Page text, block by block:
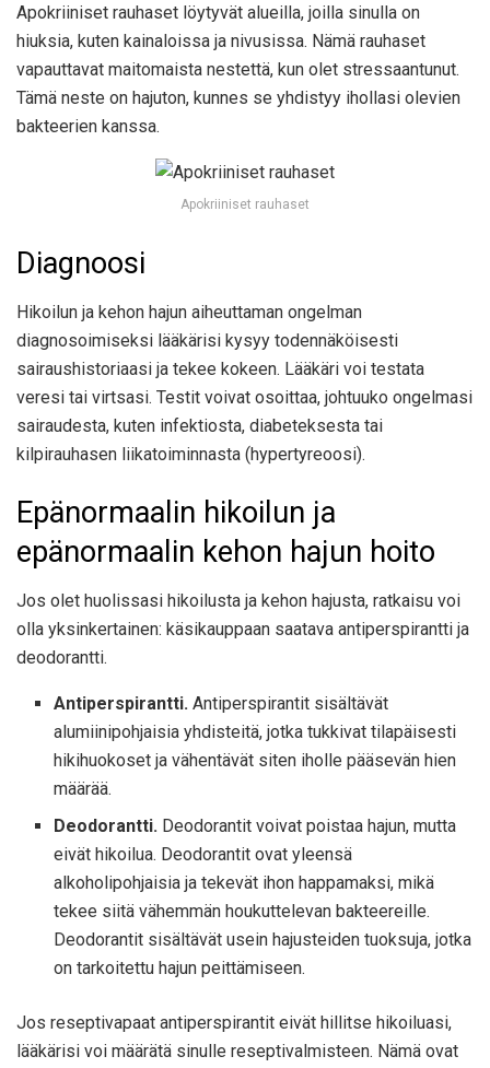
Apokriiniset rauhaset löytyvät alueilla, joilla sinulla on
hiuksia, kuten kainaloissa ja nivusissa. Nämä rauhaset
vapauttavat maitomaista nestettä, kun olet stressaantunut.
Tämä neste on hajuton, kunnes se yhdistyy ihollasi olevien
bakteerien kanssa.
Apokriiniset rauhaset
Diagnoosi
Hikoilun ja kehon hajun aiheuttaman ongelman
diagnosoimiseksi lääkärisi kysyy todennäköisesti
sairaushistoriaasi ja tekee kokeen. Lääkäri voi testata
veresi tai virtsasi. Testit voivat osoittaa, johtuuko ongelmasi
sairaudesta, kuten infektiosta, diabeteksesta tai
kilpirauhasen liikatoiminnasta (hypertyreoosi).
Epänormaalin hikoilun ja
epänormaalin kehon hajun hoito
Jos olet huolissasi hikoilusta ja kehon hajusta, ratkaisu voi
olla yksinkertainen: käsikauppaan saatava antiperspirantti ja
deodorantti.
Antiperspirantti. Antiperspirantit sisältävät
alumiinipohjaisia ​​yhdisteitä, jotka tukkivat tilapäisesti
hikihuokoset ja vähentävät siten iholle pääsevän hien
määrää.
Deodorantti. Deodorantit voivat poistaa hajun, mutta
eivät hikoilua. Deodorantit ovat yleensä
alkoholipohjaisia ​​ja tekevät ihon happamaksi, mikä
tekee siitä vähemmän houkuttelevan bakteereille.
Deodorantit sisältävät usein hajusteiden tuoksuja, jotka
on tarkoitettu hajun peittämiseen.
Jos reseptivapaat antiperspirantit eivät hillitse hikoiluasi,
lääkärisi voi määrätä sinulle reseptivalmisteen. Nämä ovat